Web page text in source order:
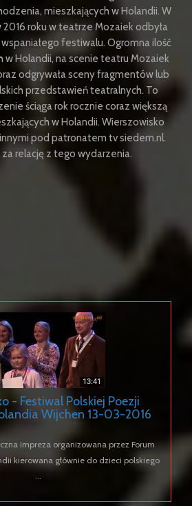
mieszkających w Holandii. W
2016 roku w teatrze Mozaiek odbyła
festiwalu. Ogromna ilość
w Holandii, na scenie teatru Mozaiek
odgrywała sceny fragmentów lub
przedstawień teatralnych. To
ściąga rok rocznie coraz większą
w Holandii. Wierszowisko
pod patronatem tv siedem.nl.
relację z tego wydarzenia.
- Festiwal Polskiej Poezji
Wijchen 13-03-2016
impreza organizowana przez Forum
kierowana głównie do dzieci polskiego
...